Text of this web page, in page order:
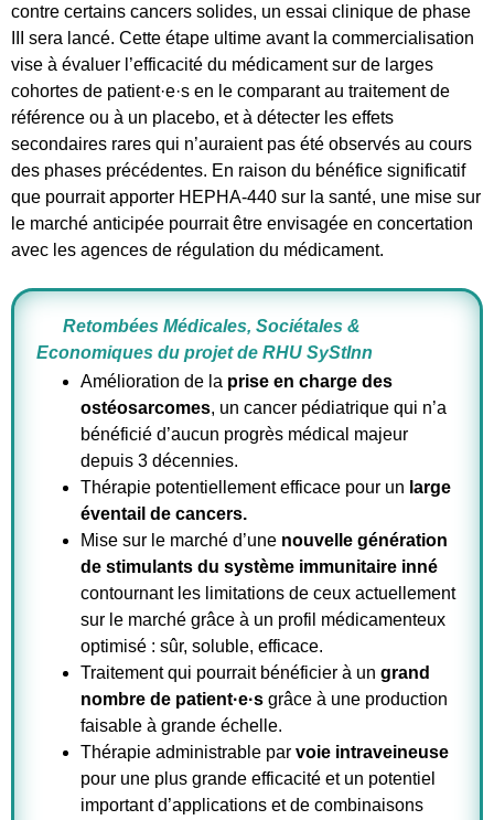
contre certains cancers solides, un essai clinique de phase
III sera lancé. Cette étape ultime avant la commercialisation
vise à évaluer l’efficacité du médicament sur de larges
cohortes de patient·e·s en le comparant au traitement de
référence ou à un placebo, et à détecter les effets
secondaires rares qui n’auraient pas été observés au cours
des phases précédentes. En raison du bénéfice significatif
que pourrait apporter HEPHA-440 sur la santé, une mise sur
le marché anticipée pourrait être envisagée en concertation
avec les agences de régulation du médicament.
Retombées Médicales, Sociétales &
Economiques du projet de RHU SyStInn
Amélioration de la prise en charge des
ostéosarcomes, un cancer pédiatrique qui n’a
bénéficié d’aucun progrès médical majeur
depuis 3 décennies.
Thérapie potentiellement efficace pour un large
éventail de cancers.
Mise sur le marché d’une nouvelle génération
de stimulants du système immunitaire inné
contournant les limitations de ceux actuellement
sur le marché grâce à un profil médicamenteux
optimisé : sûr, soluble, efficace.
Traitement qui pourrait bénéficier à un grand
nombre de patient·e·s grâce à une production
faisable à grande échelle.
Thérapie administrable par voie intraveineuse
pour une plus grande efficacité et un potentiel
important d’applications et de combinaisons